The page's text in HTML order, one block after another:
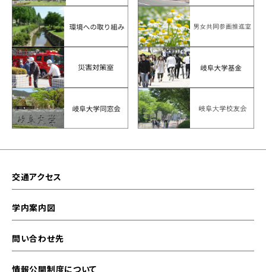
交通アクセス
学内案内図
問い合わせ先
情報公開制度について